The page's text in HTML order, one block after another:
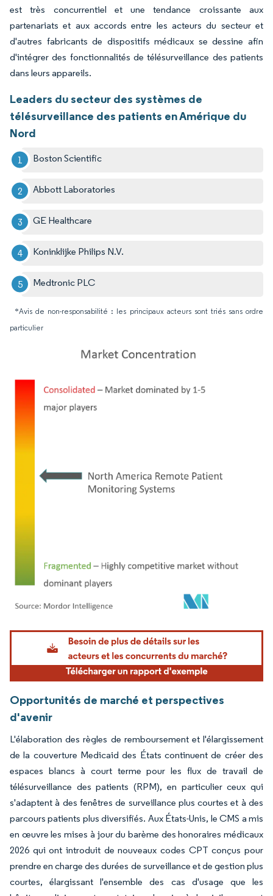
est très concurrentiel et une tendance croissante aux
partenariats et aux accords entre les acteurs du secteur et
d'autres fabricants de dispositifs médicaux se dessine afin
d'intégrer des fonctionnalités de télésurveillance des patients
dans leurs appareils.
Leaders du secteur des systèmes de
télésurveillance des patients en Amérique du
Nord
Boston Scientific
Abbott Laboratories
GE Healthcare
Koninklijke Philips N.V.
Medtronic PLC
*Avis de non-responsabilité : les principaux acteurs sont triés sans ordre
particulier
Image © Mordor Intelligence. La réutilisation nécessite une attribution sous CC BY
Opportunités de marché et perspectives
d'avenir
L'élaboration des règles de remboursement et l'élargissement
de la couverture Medicaid des États continuent de créer des
espaces blancs à court terme pour les flux de travail de
télésurveillance des patients (RPM), en particulier ceux qui
s'adaptent à des fenêtres de surveillance plus courtes et à des
parcours patients plus diversifiés. Aux États-Unis, le CMS a mis
en œuvre les mises à jour du barème des honoraires médicaux
2026 qui ont introduit de nouveaux codes CPT conçus pour
prendre en charge des durées de surveillance et de gestion plus
courtes, élargissant l'ensemble des cas d'usage que les